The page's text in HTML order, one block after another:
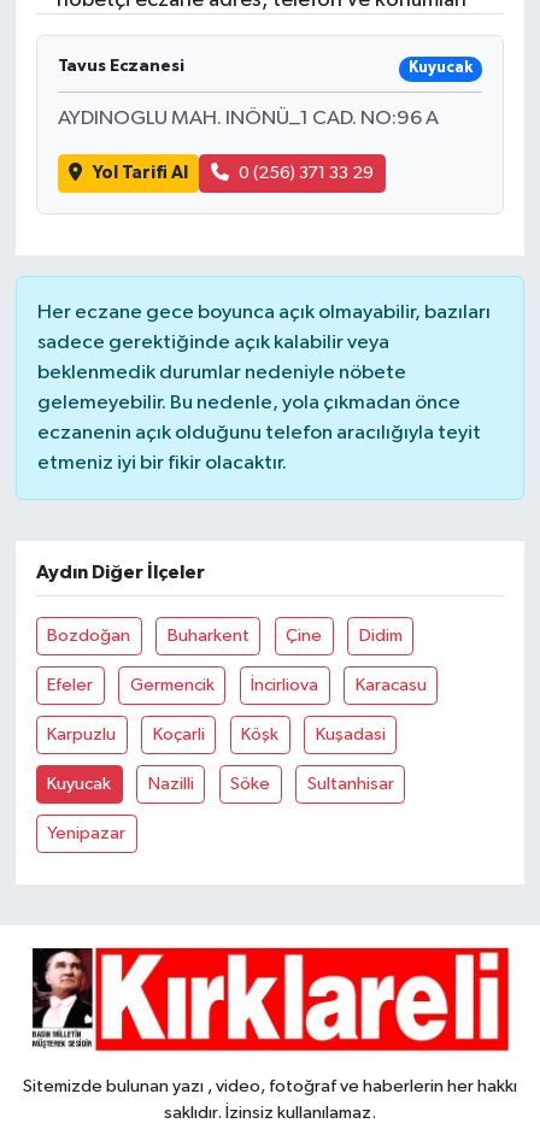
Tavus Eczanesi Kuyucak
AYDINOGLU MAH. INÖNÜ_1 CAD. NO:96 A
Yol Tarifi Al 0 (256) 371 33 29
Her eczane gece boyunca açık olmayabilir, bazıları
sadece gerektiğinde açık kalabilir veya
beklenmedik durumlar nedeniyle nöbete
gelemeyebilir. Bu nedenle, yola çıkmadan önce
eczanenin açık olduğunu telefon aracılığıyla teyit
etmeniz iyi bir fikir olacaktır.
Aydın Diğer İlçeler
Bozdoğan Buharkent Çine Didim
Efeler Germencik İncirliova Karacasu
Karpuzlu Koçarli Köşk Kuşadasi
Kuyucak Nazilli Söke Sultanhisar
Yenipazar
Sitemizde bulunan yazı , video, fotoğraf ve haberlerin her hakkı
saklıdır. İzinsiz kullanılamaz.